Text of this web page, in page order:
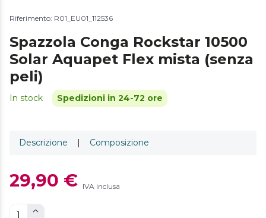
Riferimento: R01_EU01_112536
Spazzola Conga Rockstar 10500
Solar Aquapet Flex mista (senza
peli)
In stock Spedizioni in 24-72 ore
Descrizione | Composizione
29,90 € IVA inclusa